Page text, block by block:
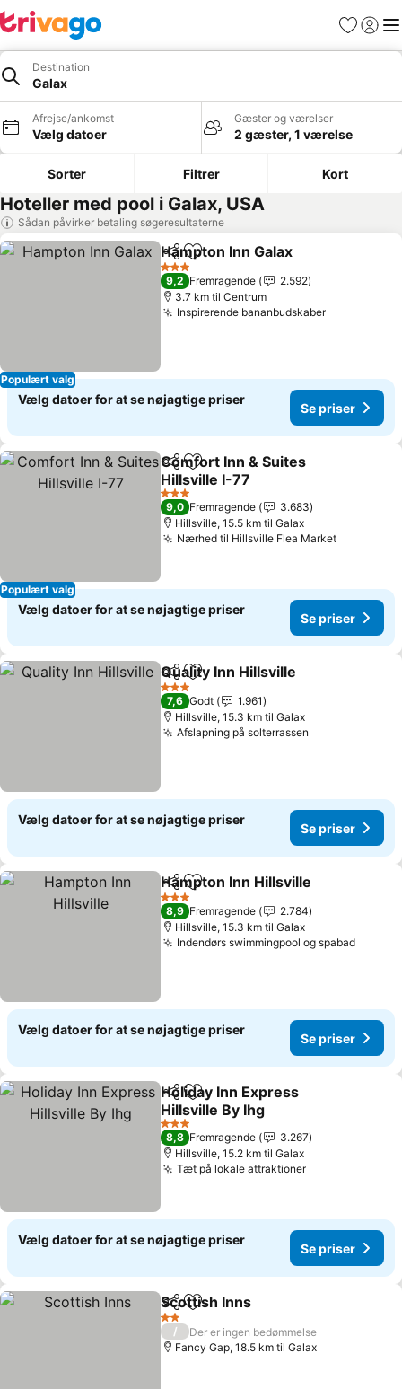
Favoritter
Log ind
Destination
Galax
Afrejse/ankomst
Vælg datoer
Gæster og værelser
2 gæster, 1 værelse
Sorter Filtrer Kort
Hoteller med pool i Galax, USA
Sådan påvirker betaling søgeresultaterne
Populært valg
Del Føj til favoritter
Hampton Inn Galax
3 Stjerner
9,2 Fremragende
2.592
3.7 km til Centrum
Inspirerende bananbudskaberSe priser
Vælg datoer for at se nøjagtige priser
Se priser
Populært valg
Del Føj til favoritter
Comfort Inn & Suites
Hillsville I-77
Se priser
3 Stjerner
9,0 Fremragende
3.683
Hillsville, 15.5 km til Galax
Nærhed til Hillsville Flea MarketSe priser
Vælg datoer for at se nøjagtige priser
Se priser
Del Føj til favoritter
Quality Inn Hillsville
3 Stjerner
7,6 Godt
1.961
Hillsville, 15.3 km til Galax
Afslapning på solterrassen
Vælg datoer for at se nøjagtige priser
Se priser
Del Føj til favoritter
Hampton Inn Hillsville
3 Stjerner
8,9 Fremragende
2.784
Hillsville, 15.3 km til Galax
Indendørs swimmingpool og spabadSe
Vælg datoer for at se nøjagtige priser
Se priser
Del Føj til favoritter
Holiday Inn Express
Hillsville By Ihg
Se priser
3 Stjerner
8,8 Fremragende
3.267
Hillsville, 15.2 km til Galax
Tæt på lokale attraktionerSe priser
Vælg datoer for at se nøjagtige priser
Se priser
Del Føj til favoritter
Scottish Inns
2 Stjerner
/
Der er ingen bedømmelse
Fancy Gap, 18.5 km til Galax